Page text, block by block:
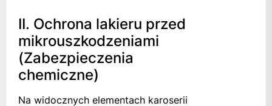
II. Ochrona lakieru przed
mikrouszkodzeniami
(Zabezpieczenia
chemiczne)
Na widocznych elementach karoserii